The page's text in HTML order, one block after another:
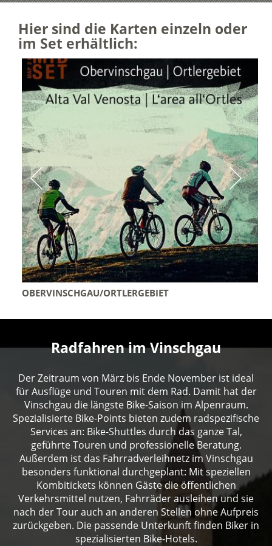
Hier sind die Karten einzeln oder
im Set erhältlich:
OBERVINSCHGAU/ORTLERGEBIET
Radfahren im Vinschgau
Der Zeitraum von März bis Ende November ist ideal
für Ausflüge und Touren mit dem Rad. Damit hat der
Vinschgau die längste Bike-Saison im Alpenraum.
Spezialisierte Bike-Points bieten zudem radspezifische
Services an: Bike-Shuttles durch das ganze Tal,
geführte Touren und professionelle Beratung.
Außerdem ist das Fahrradverleihnetz im Vinschgau
besonders funktional durchgeplant: Mit speziellen
Kombitickets können Gäste die öffentlichen
Verkehrsmittel nutzen, Fahrräder ausleihen und sie
nach der Tour auch an anderen Stellen ohne Aufpreis
zurückgeben. Die passende Unterkunft finden Biker in
spezialisierten Bike-Hotels.